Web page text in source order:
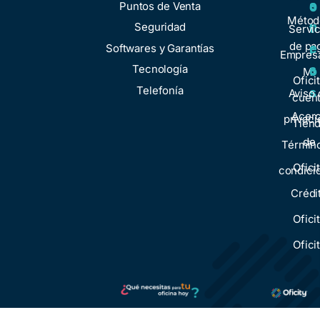
Puntos de Venta
Seguridad
Softwares y Garantías
Tecnología
Telefonía
de
Mi
o
t
r
o
s
de
o
n
e
s
Aviso
s